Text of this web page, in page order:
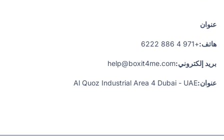
عنوان
هاتف:+971 4 886 6222
بريد إلكتروني:help@boxit4me.com
عنوان:Al Quoz Industrial Area 4 Dubai - UAE